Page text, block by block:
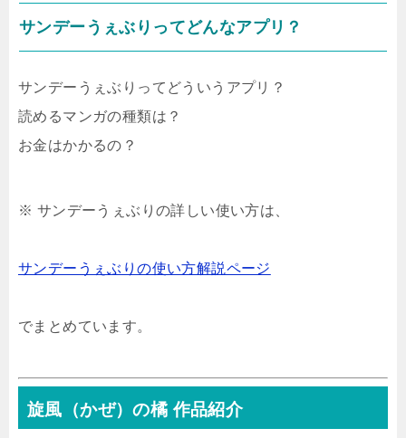
サンデーうぇぶりってどんなアプリ？
サンデーうぇぶりってどういうアプリ？
読めるマンガの種類は？
お金はかかるの？
※ サンデーうぇぶりの詳しい使い方は、
サンデーうぇぶりの使い方解説ページ
でまとめています。
旋風（かぜ）の橘 作品紹介